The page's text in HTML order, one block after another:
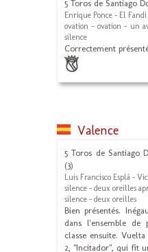
5 Toros de Santiago
Enrique Ponce - El
ovation - ovation - un
silence
Correctement
Valence
5 Toros de Santiago
(3)
Luis Francisco Esplá -
silence - deux oreilles
silence - deux oreilles
Bien présentés.
dans l'ensemble de
classe ensuite.
2, "Incitador", qui fit